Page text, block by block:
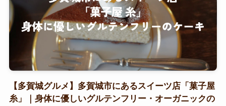
【多賀城グルメ】多賀城市にあるスイーツ店「菓子屋
糸」｜身体に優しいグルテンフリー・オーガニックの